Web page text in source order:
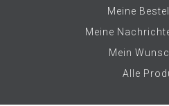
Meine
Meine
Mein
Alle